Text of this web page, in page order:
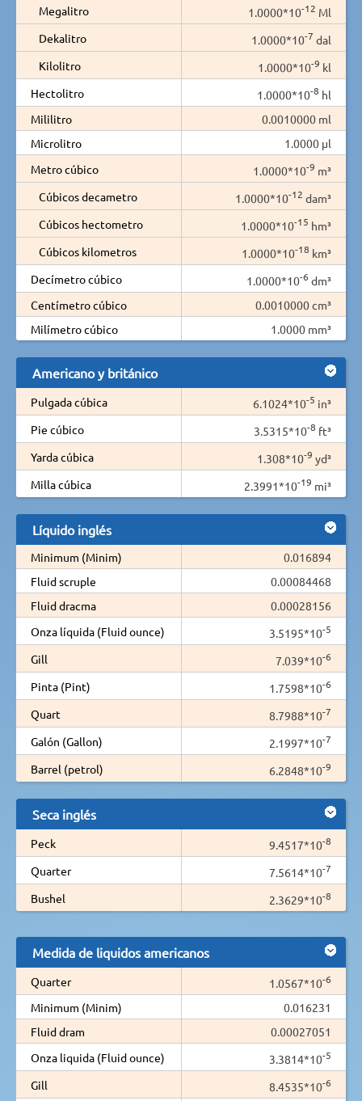
Megalitro
1.0000*10-12 Ml
Dekalitro
1.0000*10-7 dal
Kilolitro
1.0000*10-9 kl
Hectolitro
1.0000*10-8 hl
Mililitro
0.0010000 ml
Microlitro
1.0000 µl
Metro cúbico
1.0000*10-9 m³
Cúbicos decametro
1.0000*10-12 dam³
Cúbicos hectometro
1.0000*10-15 hm³
Cúbicos kilometros
1.0000*10-18 km³
Decímetro cúbico
1.0000*10-6 dm³
Centímetro cúbico
0.0010000 cm³
Milímetro cúbico
1.0000 mm³
Americano y británico
Pulgada cúbica 6.1024*10-5 in³
Pie cúbico
3.5315*10-8 ft³
Yarda cúbica
1.308*10-9 yd³
Milla cúbica
2.3991*10-19 mi³
Líquido inglés
Minimum (Minim)
0.016894
Fluid scruple
0.00084468
Fluid dracma
0.00028156
Onza líquida (Fluid ounce)
3.5195*10-5
Gill 7.039*10-6
Pinta (Pint) 1.7598*10-6
Quart 8.7988*10-7
Galón (Gallon) 2.1997*10-7
Barrel (petrol) 6.2848*10-9
Seca inglés
Peck 9.4517*10-8
Quarter 7.5614*10-7
Bushel 2.3629*10-8
Medida de liquidos americanos
Quarter 1.0567*10-6
Minimum (Minim)
0.016231
Fluid dram
0.00027051
Onza liquida (Fluid ounce)
3.3814*10-5
Gill 8.4535*10-6